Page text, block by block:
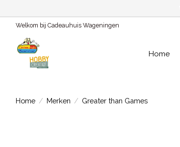
Welkom bij Cadeauhuis Wageningen
Home
Home / Merken / Greater than Games